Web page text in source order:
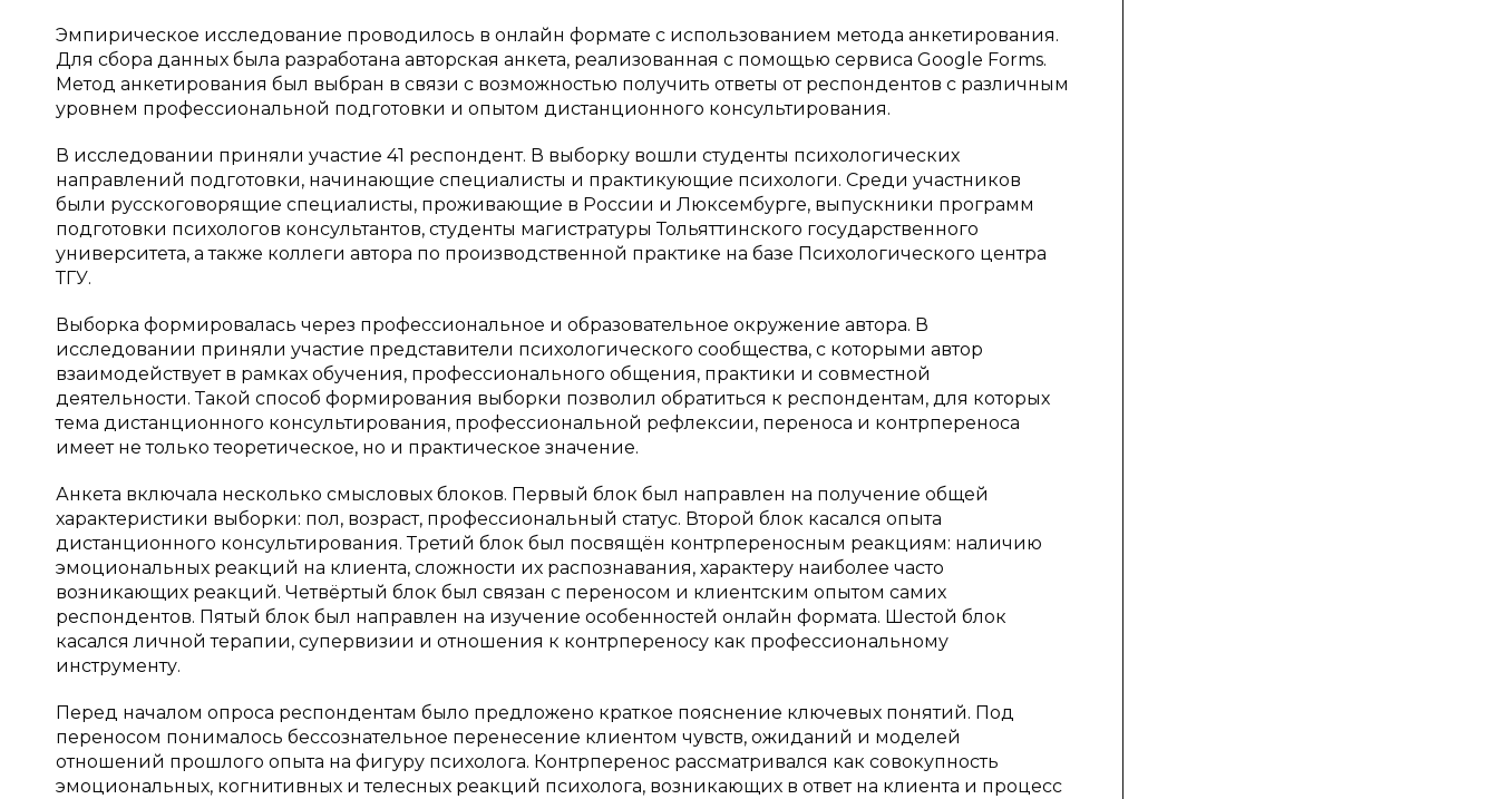
Эмпирическое исследование проводилось в онлайн формате с использованием метода анкетирования.
Для сбора данных была разработана авторская анкета, реализованная с помощью сервиса Google Forms.
Метод анкетирования был выбран в связи с возможностью получить ответы от респондентов с различным
уровнем профессиональной подготовки и опытом дистанционного консультирования.
В исследовании приняли участие 41 респондент. В выборку вошли студенты психологических
направлений подготовки, начинающие специалисты и практикующие психологи. Среди участников
были русскоговорящие специалисты, проживающие в России и Люксембурге, выпускники программ
подготовки психологов консультантов, студенты магистратуры Тольяттинского государственного
университета, а также коллеги автора по производственной практике на базе Психологического центра
ТГУ.
Выборка формировалась через профессиональное и образовательное окружение автора. В
исследовании приняли участие представители психологического сообщества, с которыми автор
взаимодействует в рамках обучения, профессионального общения, практики и совместной
деятельности. Такой способ формирования выборки позволил обратиться к респондентам, для которых
тема дистанционного консультирования, профессиональной рефлексии, переноса и контрпереноса
имеет не только теоретическое, но и практическое значение.
Анкета включала несколько смысловых блоков. Первый блок был направлен на получение общей
характеристики выборки: пол, возраст, профессиональный статус. Второй блок касался опыта
дистанционного консультирования. Третий блок был посвящён контрпереносным реакциям: наличию
эмоциональных реакций на клиента, сложности их распознавания, характеру наиболее часто
возникающих реакций. Четвёртый блок был связан с переносом и клиентским опытом самих
респондентов. Пятый блок был направлен на изучение особенностей онлайн формата. Шестой блок
касался личной терапии, супервизии и отношения к контрпереносу как профессиональному
инструменту.
Перед началом опроса респондентам было предложено краткое пояснение ключевых понятий. Под
переносом понималось бессознательное перенесение клиентом чувств, ожиданий и моделей
отношений прошлого опыта на фигуру психолога. Контрперенос рассматривался как совокупность
эмоциональных, когнитивных и телесных реакций психолога, возникающих в ответ на клиента и процесс